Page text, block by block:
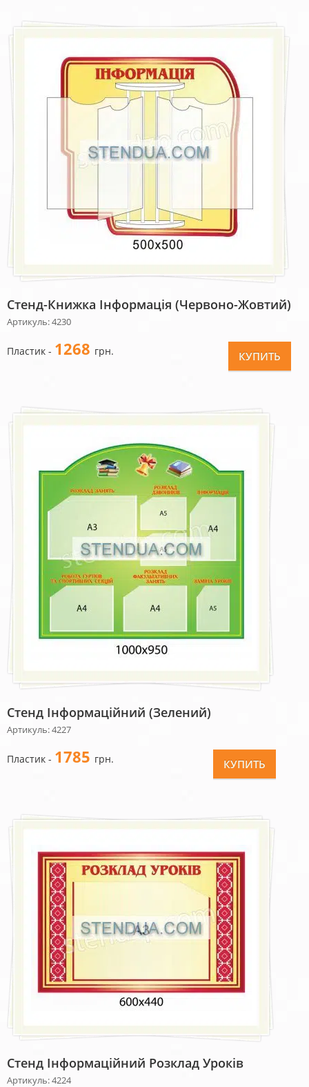
Стенд-Книжка Інформація (червоно-Жовтий)
Артикуль: 4230
Пластик - 1268 грн. КУПИТЬ
Стенд Інформаційний (зелений)
Артикуль: 4227
Пластик - 1785 грн. КУПИТЬ
Стенд Інформаційний Розклад Уроків
Артикуль: 4224